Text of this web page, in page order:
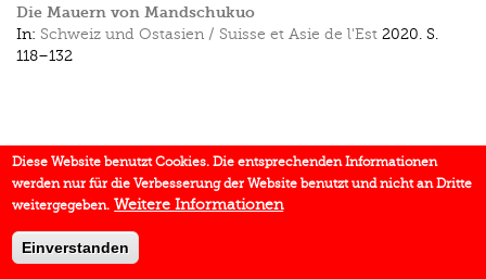
Die Mauern von Mandschukuo
In: Schweiz und Ostasien / Suisse et Asie de l'Est 2020. S.
118–132
Diese Website benutzt Cookies. Die entsprechenden Informationen
werden nur für die Verbesserung der Website benutzt und nicht an Dritte
weitergegeben. Weitere Informationen
Einverstanden